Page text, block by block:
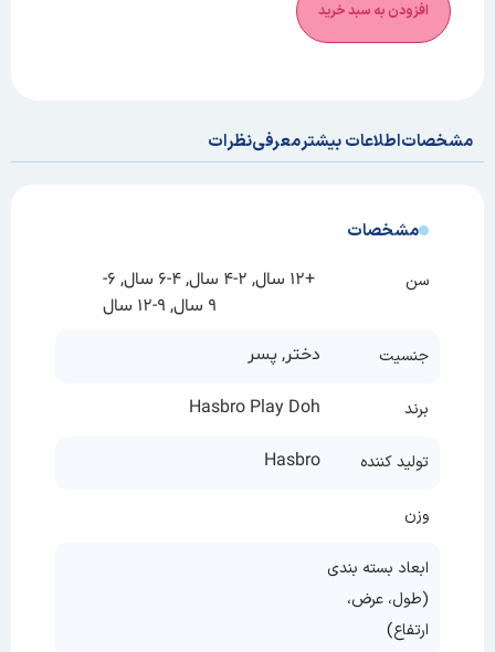
افزودن به سبد خرید
مشخصاتاطلاعات بیشترمعرفینظرات
مشخصات
سن
+12 سال, 2-4 سال, 4-6 سال, 6-
9 سال, 9-12 سال
جنسیت دختر, پسر
برند Hasbro Play Doh
تولید کننده Hasbro
وزن
ابعاد بسته بندی
(طول، عرض،
ارتفاع)